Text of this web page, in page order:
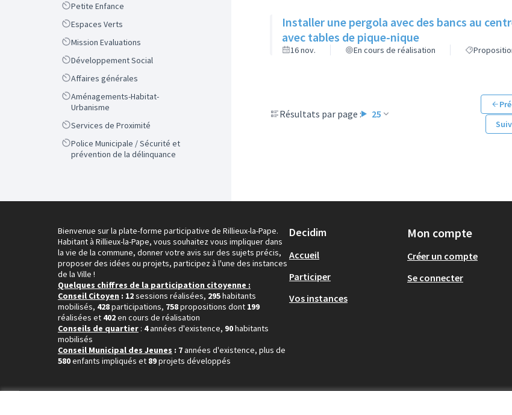
ScopePetite Enfance
ScopeEspaces Verts
ScopeMission Evaluations
ScopeDéveloppement Social
ScopeAffaires générales
Scope
Aménagements-Habitat-
Urbanisme
ScopeServices de Proximité
Scope
Police Municipale / Sécurité et
prévention de la délinquance
Installer une pergola avec des bancs au
avec tables de pique-nique
16 nov. En cours de réalisation
Résultats par page : 25
Bienvenue sur la plate-forme participative de Rillieux-la-Pape.
Habitant à Rillieux-la-Pape, vous souhaitez vous impliquer dans
la vie de la commune, donner votre avis sur des sujets précis,
proposer des idées ou projets, participez à l'une des instances
de la Ville !
Quelques chiffres de la participation citoyenne :
Conseil Citoyen : 12sessions réalisées, 295habitants
mobilisés, 428participations, 758propositions dont 199
réalisées et 402en cours de réalisation
Conseils de quartier : 4années d'existence, 90habitants
mobilisés
Conseil Municipal des Jeunes : 7années d'existence, plus de
580enfants impliqués et 89projets développés
Decidim
Accueil
Participer
Vos instances
Mon compte
Créer un compte
Se connecter